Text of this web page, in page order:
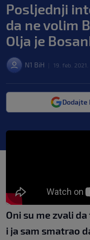
Posljednji
da ne volim
Olja je
N1 BiH 19. feb. 2021.
Dodajte
Oni su me zvali
i ja sam smatrao